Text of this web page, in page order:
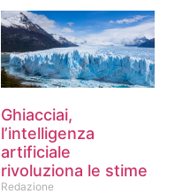
Ghiacciai,
l’intelligenza
artificiale
rivoluziona le stime
Redazione